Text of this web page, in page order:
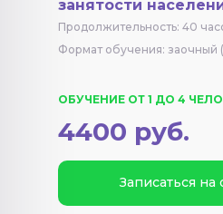
занятости
Продолжительность: 40
Записаться на
ОБУЧЕНИЕ ОТ 1 ДО 4
4400 руб.
Формат обучения: заочный